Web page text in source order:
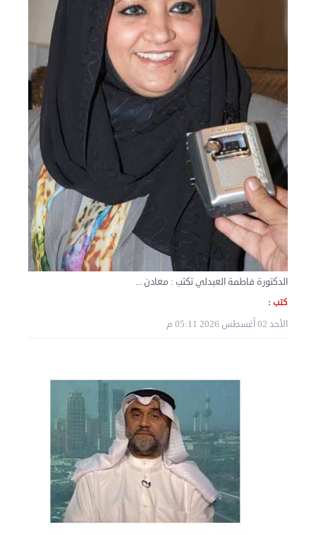
نقل عفش الكويت 50636444 فك وتركيب ايكيا محلي ...
الثلاثاء 03 سبتمبر 2024 07:06 م
نقل عفش المنطقه العاشره 50636444 فك وتركيب ...
الدكتورة فاطمة العبدلي تكتب : معادن ...
كتب :
الأحد 02 أغسطس 2026 05:11 م